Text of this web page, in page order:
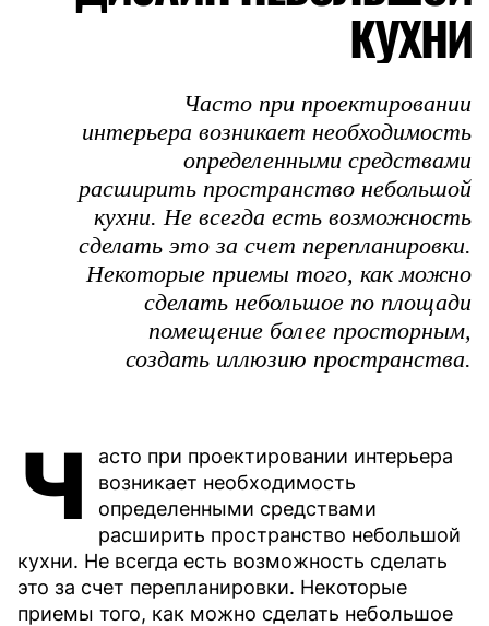
КУХНИ
Часто при проектировании
интерьера возникает необходимость
определенными средствами
расширить пространство небольшой
кухни. Не всегда есть возможность
сделать это за счет перепланировки.
Некоторые приемы того, как можно
сделать небольшое по площади
помещение более просторным,
создать иллюзию пространства.
Ч
асто при проектировании интерьера
возникает необходимость
определенными средствами
расширить пространство небольшой
кухни. Не всегда есть возможность сделать
это за счет перепланировки. Некоторые
приемы того, как можно сделать небольшое